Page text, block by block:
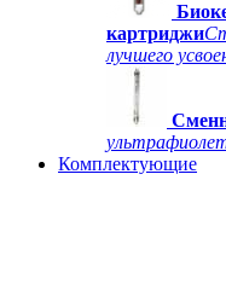
картриджи
лучшего
Комплектующие